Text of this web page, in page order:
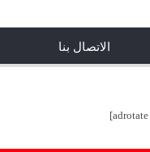
الاتصال بنا